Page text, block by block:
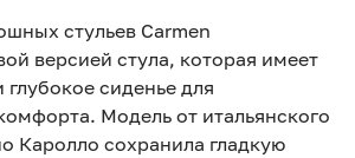
стульев Carmen
версией стула, которая имеет
сиденье для
Модель от итальянского
Каролло сохранила гладкую